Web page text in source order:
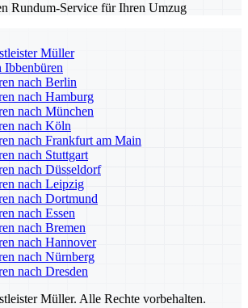
Rundum-Service für Ihren Umzug
Müller
Ibbenbüren
nach Berlin
nach Hamburg
nach München
nach Köln
nach Frankfurt am Main
nach Stuttgart
nach Düsseldorf
nach Leipzig
nach Dortmund
nach Essen
nach Bremen
nach Hannover
nach Nürnberg
nach Dresden
Müller. Alle Rechte vorbehalten.